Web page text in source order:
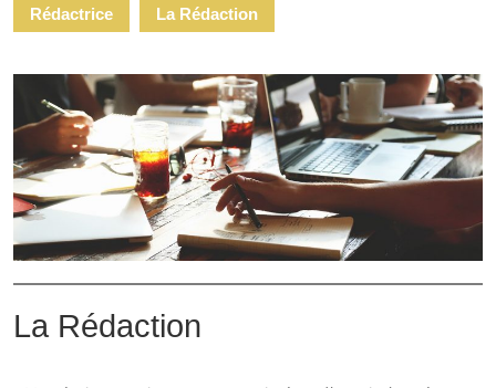
Rédactrice La Rédaction
La Rédaction